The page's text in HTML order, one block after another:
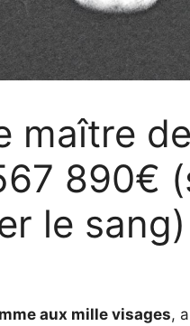
890€
le sang)
aux mille visages,